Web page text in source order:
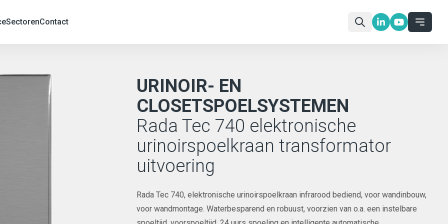
SectorenContact
URINOIR- EN
CLOSETSPOELSYSTEMEN
Rada Tec 740 elektronische
urinoirspoelkraan transformator
uitvoering
Rada Tec 740, elektronische urinoirspoelkraan infrarood bediend, voor wandinbouw,
voor wandmontage. Waterbesparend en robuust, voorzien van o.a. een instelbare